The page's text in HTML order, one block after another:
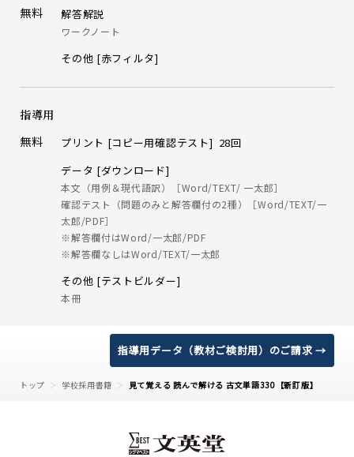
無料
解答解説
ワークノート
その他 [赤フィルタ]
指導用
無料
プリント [コピー用確認テスト] 28回
データ [ダウンロード]
本文（用例＆現代語訳）［Word/TEXT/ 一太郎］
確認テスト（問題のみと解答欄付の2種）［Word/TEXT/一
太郎/PDF］
※解答欄付はWord/一太郎/PDF
※解答欄なしはWord/TEXT/一太郎
その他 [テストビルダー]
本冊
指導用データ（教材ご検討用）のご請求 →
トップ 学校採用書籍 見て覚える 読んで解ける 古文単語330【新訂版】